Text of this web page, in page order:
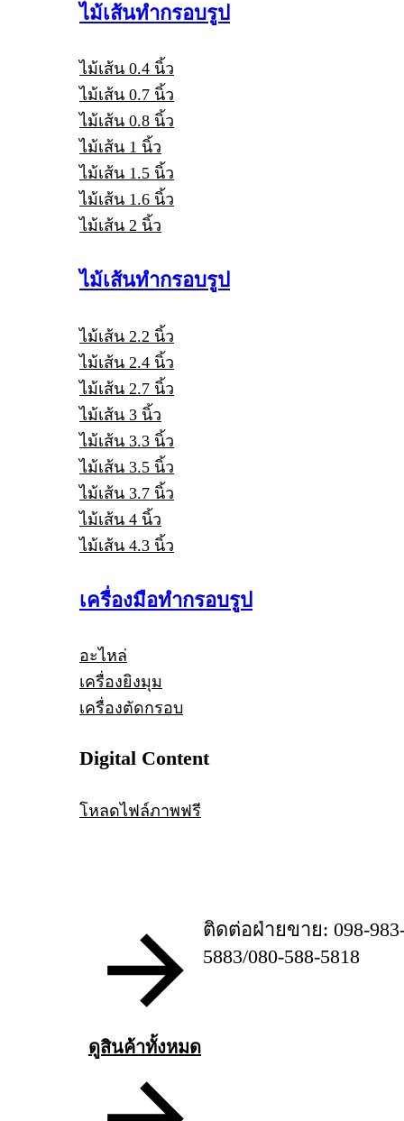
ไม้เส้นทำกรอบรูป
ไม้เส้น 0.4 นิ้ว
ไม้เส้น 0.7 นิ้ว
ไม้เส้น 0.8 นิ้ว
ไม้เส้น 1 นิ้ว
ไม้เส้น 1.5 นิ้ว
ไม้เส้น 1.6 นิ้ว
ไม้เส้น 2 นิ้ว
ไม้เส้นทำกรอบรูป
ไม้เส้น 2.2 นิ้ว
ไม้เส้น 2.4 นิ้ว
ไม้เส้น 2.7 นิ้ว
ไม้เส้น 3 นิ้ว
ไม้เส้น 3.3 นิ้ว
ไม้เส้น 3.5 นิ้ว
ไม้เส้น 3.7 นิ้ว
ไม้เส้น 4 นิ้ว
ไม้เส้น 4.3 นิ้ว
เครื่องมือทำกรอบรูป
อะไหล่
เครื่องยิงมุม
เครื่องตัดกรอบ
Digital Content
โหลดไฟล์ภาพฟรี
ดูสินค้าทั้งหมด
ติดต่อฝ่ายขาย: 098-
5883/080-588-5818